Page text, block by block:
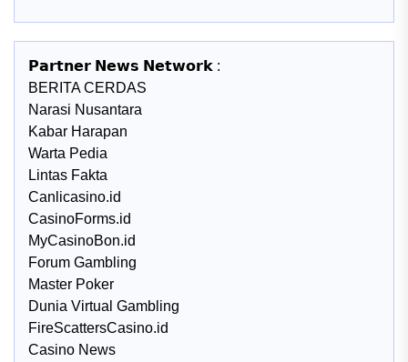
𝗣𝗮𝗿𝘁𝗻𝗲𝗿 𝗡𝗲𝘄𝘀 𝗡𝗲𝘁𝘄𝗼𝗿𝗸 :
BERITA CERDAS
Narasi Nusantara
Kabar Harapan
Warta Pedia
Lintas Fakta
Canlicasino.id
CasinoForms.id
MyCasinoBon.id
Forum Gambling
Master Poker
Dunia Virtual Gambling
FireScattersCasino.id
Casino News